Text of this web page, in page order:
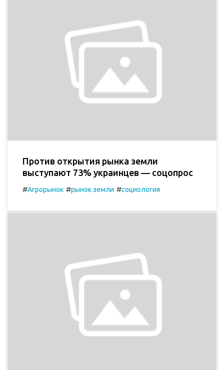
Против открытия рынка земли
выступают 73% украинцев — соцопрос
#Агрорынок #рынок земли #социология